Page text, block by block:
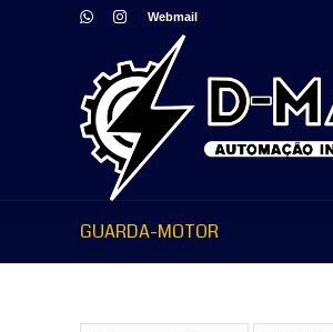
Webmail
GUARDA-MOTOR